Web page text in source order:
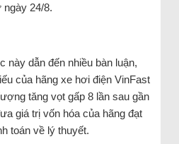
ngày 24/8.
này dẫn đến nhiều bàn luận,
của hãng xe hơi điện VinFast
tăng vọt gấp 8 lần sau gần
giá trị vốn hóa của hãng đạt
toán về lý thuyết.